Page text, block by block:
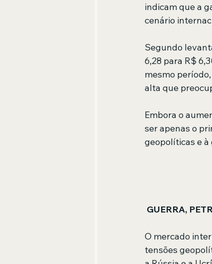
indicam que a
cenário
Segundo
6,28 para R$
mesmo
alta que
Embora o
ser apenas o
geopolíticas e
GUERRA,
O mercado
tensões